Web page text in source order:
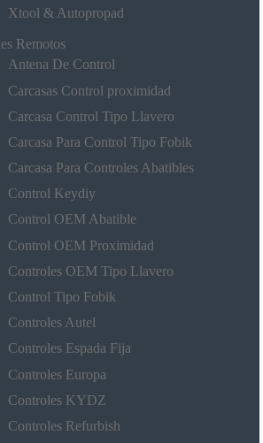
Xtool & Autopropad
Remotos
Antena De Control
Carcasas Control proximidad
Carcasa Control Tipo Llavero
Carcasa Para Control Tipo Fobik
Carcasa Para Controles Abatibles
Control Keydiy
Control OEM Abatible
Control OEM Proximidad
Controles OEM Tipo Llavero
Control Tipo Fobik
Controles Autel
Controles Espada Fija
Controles Europa
Controles KYDZ
Controles Refurbish